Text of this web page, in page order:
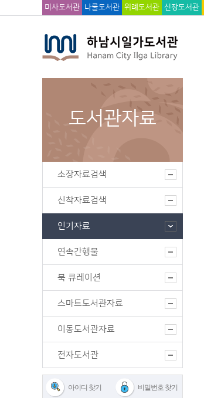
미사도서관 나룰도서관 위례도서관 신장도서관
도서관자료
소장자료검색
신착자료검색
인기자료
연속간행물
북 큐레이션
스마트도서관자료
이동도서관자료
전자도서관
아이디 찾기 비밀번호 찾기